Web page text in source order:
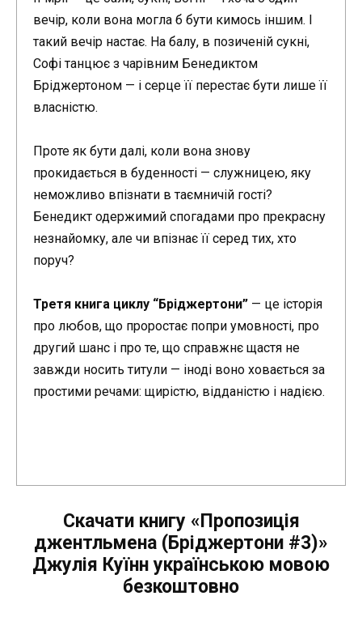
вечір, коли вона могла б бути кимось іншим. І
такий вечір настає. На балу, в позиченій сукні,
Софі танцює з чарівним Бенедиктом
Бріджертоном — і серце її перестає бути лише її
власністю.
Проте як бути далі, коли вона знову
прокидається в буденності — служницею, яку
неможливо впізнати в таємничій гості?
Бенедикт одержимий спогадами про прекрасну
незнайомку, але чи впізнає її серед тих, хто
поруч?
Третя книга циклу “Бріджертони” — це історія
про любов, що проростає попри умовності, про
другий шанс і про те, що справжнє щастя не
завжди носить титули — іноді воно ховається за
простими речами: щирістю, відданістю і надією.
Скачати книгу «Пропозиція
джентльмена (Бріджертони #3)»
Джулія Куїнн українською мовою
безкоштовно